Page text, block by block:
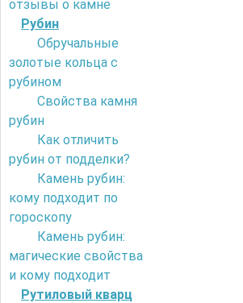
отзывы о камне
Рубин
Обручальные
золотые кольца с
рубином
Свойства камня
рубин
Как отличить
рубин от подделки?
Камень рубин:
кому подходит по
гороскопу
Камень рубин:
магические свойства
и кому подходит
Рутиловый кварц